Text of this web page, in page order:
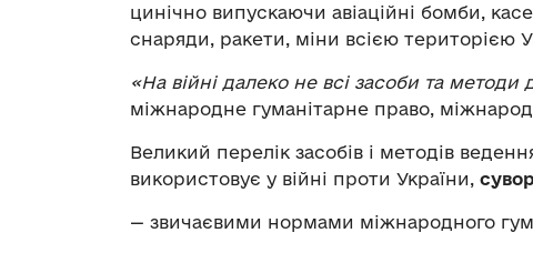
цинічно випускаючи авіаційні бомби,
снаряди, ракети, міни всією територією
«На війні далеко не всі засоби та методи
міжнародне гуманітарне право,
Великий перелік засобів і методів
використовує у війні проти України,
— звичаєвими нормами міжнародного